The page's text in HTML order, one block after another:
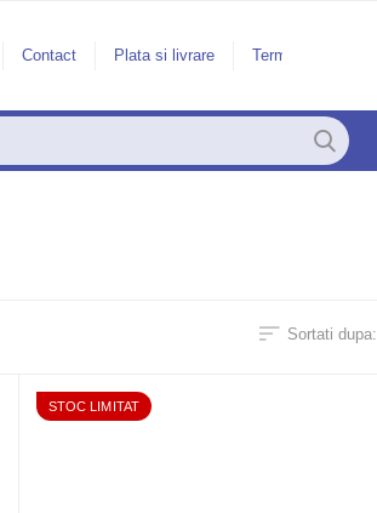
Contact Plata si livrare Termeni si conditii
Sortati dupa:
STOC LIMITAT